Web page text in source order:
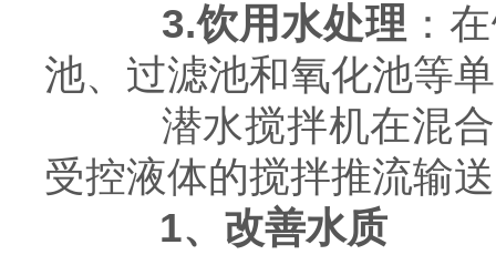
3.饮用水处理 ：
池、过滤池和氧化池等
潜水搅拌机在混合
受控液体的搅拌推流输
1、改善水质